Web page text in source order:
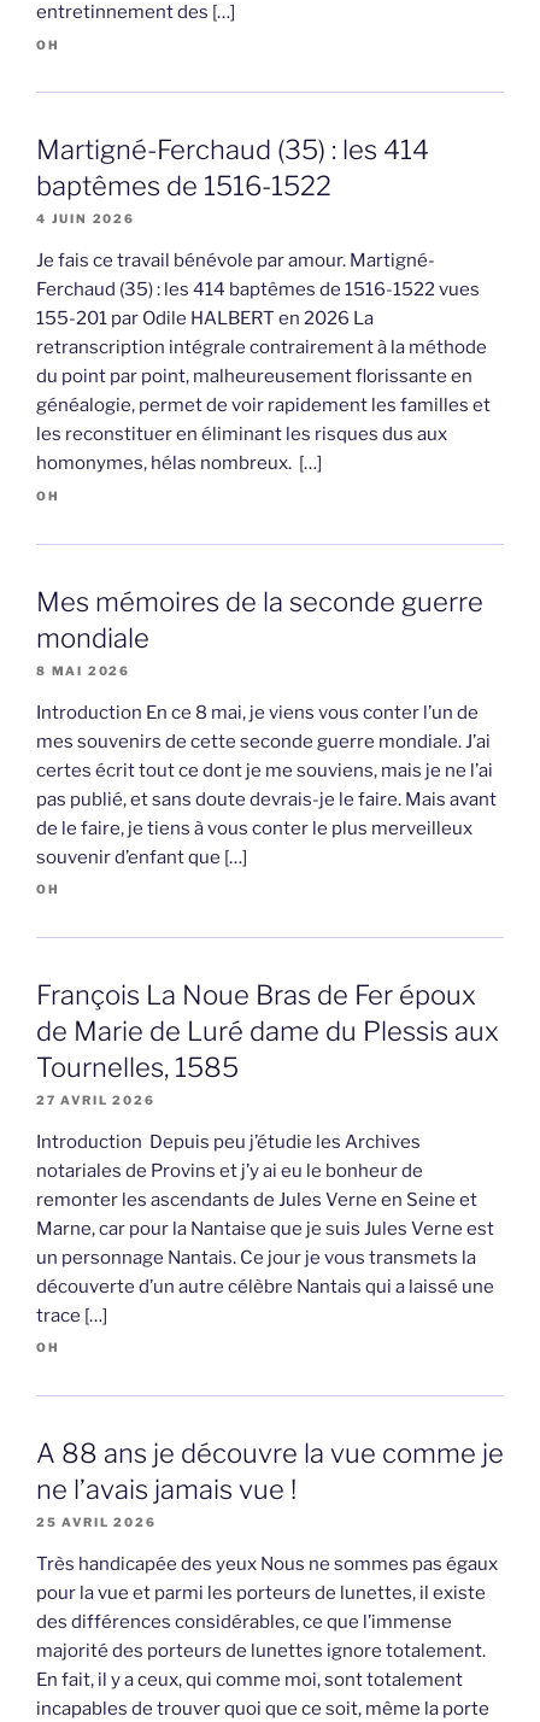
entretinnement des […]
OH
Martigné-Ferchaud (35) : les 414
baptêmes de 1516-1522
4 JUIN 2026
Je fais ce travail bénévole par amour. Martigné-
Ferchaud (35) : les 414 baptêmes de 1516-1522 vues
155-201 par Odile HALBERT en 2026 La
retranscription intégrale contrairement à la méthode
du point par point, malheureusement florissante en
généalogie, permet de voir rapidement les familles et
les reconstituer en éliminant les risques dus aux
homonymes, hélas nombreux. […]
OH
Mes mémoires de la seconde guerre
mondiale
8 MAI 2026
Introduction En ce 8 mai, je viens vous conter l’un de
mes souvenirs de cette seconde guerre mondiale. J’ai
certes écrit tout ce dont je me souviens, mais je ne l’ai
pas publié, et sans doute devrais-je le faire. Mais avant
de le faire, je tiens à vous conter le plus merveilleux
souvenir d’enfant que […]
OH
François La Noue Bras de Fer époux
de Marie de Luré dame du Plessis aux
Tournelles, 1585
27 AVRIL 2026
Introduction Depuis peu j’étudie les Archives
notariales de Provins et j’y ai eu le bonheur de
remonter les ascendants de Jules Verne en Seine et
Marne, car pour la Nantaise que je suis Jules Verne est
un personnage Nantais. Ce jour je vous transmets la
découverte d’un autre célèbre Nantais qui a laissé une
trace […]
OH
A 88 ans je découvre la vue comme je
ne l’avais jamais vue !
25 AVRIL 2026
Très handicapée des yeux Nous ne sommes pas égaux
pour la vue et parmi les porteurs de lunettes, il existe
des différences considérables, ce que l’immense
majorité des porteurs de lunettes ignore totalement.
En fait, il y a ceux, qui comme moi, sont totalement
incapables de trouver quoi que ce soit, même la porte